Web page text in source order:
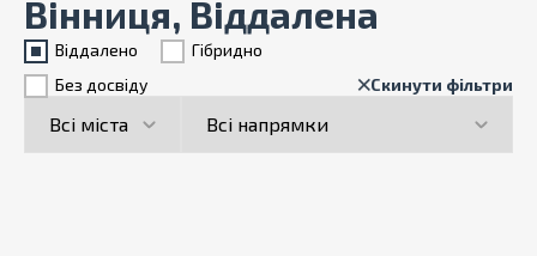
Вінниця, Віддалена
Віддалено
Гiбридно
Без досвіду
Скинути фільтри